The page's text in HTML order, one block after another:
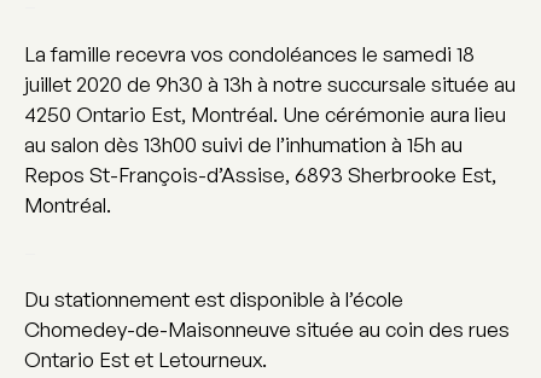
La famille recevra vos condoléances le samedi 18
juillet 2020 de 9h30 à 13h à notre succursale située au
4250 Ontario Est, Montréal. Une cérémonie aura lieu
au salon dès 13h00 suivi de l’inhumation à 15h au
Repos St-François-d’Assise, 6893 Sherbrooke Est,
Montréal.
Du stationnement est disponible à l’école
Chomedey-de-Maisonneuve située au coin des rues
Ontario Est et Letourneux.